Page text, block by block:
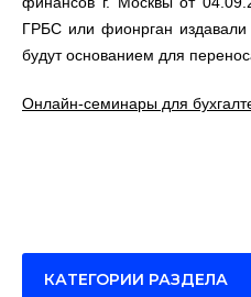
ГРБС или фионрган издавали
будут основанием для
Онлайн-семинары для
КАТЕГОРИИ РАЗДЕЛА